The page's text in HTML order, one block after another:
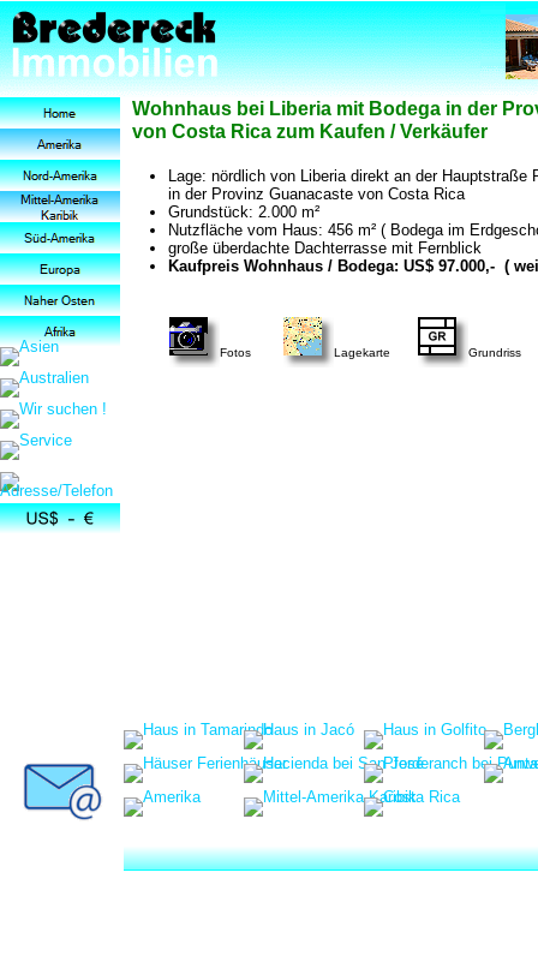
Wohnhaus bei Liberia mit Bodega in der
von Costa Rica zum Kaufen / Verkäufer
Fotos Lagekarte
Lage: nördlich von Liberia direkt an der Hauptstraße
in der Provinz Guanacaste von Costa Rica
Grundstück: 2.000 m²
Nutzfläche vom Haus: 456 m² ( Bodega im
große überdachte Dachterrasse mit Fernblick
Kaufpreis Wohnhaus / Bodega: US$ 97.000,- (
Grundriss